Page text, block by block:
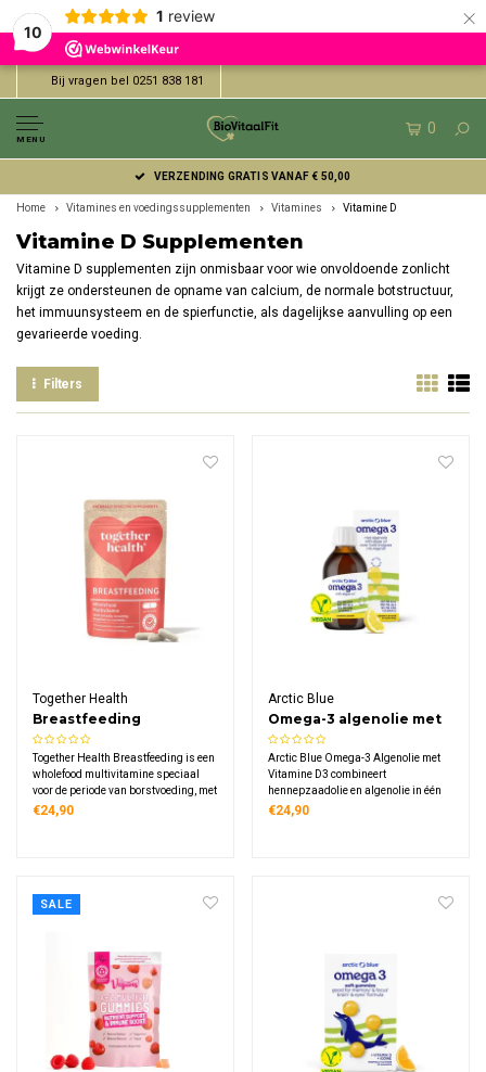
10
1 review ×
Bij vragen bel 0251 838 181
MENU
0
EENVOUDIG ONLINE BETALEN MET IDEAL | WERO
Home Vitamines en voedingssupplementen Vitamines Vitamine D
Vitamine D Supplementen
Vitamine D supplementen zijn onmisbaar voor wie onvoldoende zonlicht
krijgt ze ondersteunen de opname van calcium, de normale botstructuur,
het immuunsysteem en de spierfunctie, als dagelijkse aanvulling op een
gevarieerde voeding.
Filters
Together Health
Breastfeeding
Together Health Breastfeeding is een
wholefood multivitamine speciaal
voor de periode van borstvoeding, met
ijzer, B12, magnesium, jodium en
€24,90
Arctic Blue
Omega-3 algenolie met
vitamine D3
Arctic Blue Omega-3 Algenolie met
Vitamine D3 combineert
hennepzaadolie en algenolie in één
plantaardig supplement. Deze
€24,90
SALE